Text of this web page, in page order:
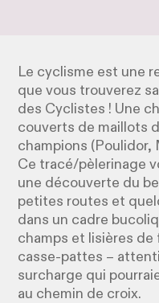
Le cyclisme est une
que vous trouverez
des Cyclistes ! Une
couverts de maillots
champions (Poulidor,
Ce tracé/pèlerinage
une découverte du
petites routes et
dans un cadre
champs et lisières de
casse-pattes –
surcharge qui
au chemin de croix.